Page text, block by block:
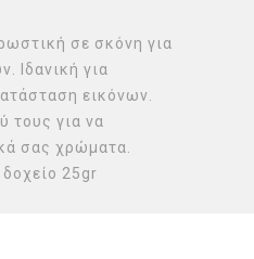
σε σκόνη για
Ιδανική για
εικόνων.
τους για να
σας χρώματα.
25gr